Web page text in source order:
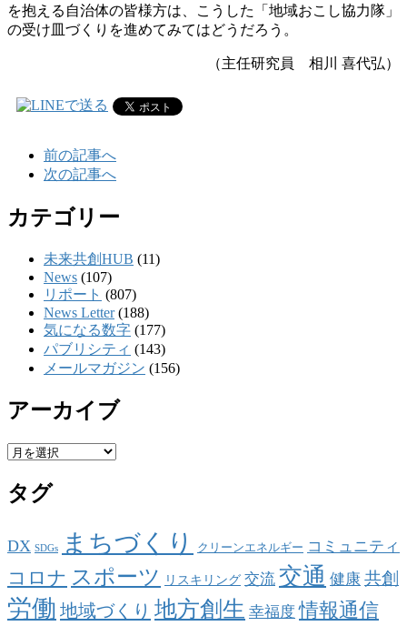
を抱える自治体の皆様方は、こうした「地域おこし協力隊」
の受け皿づくりを進めてみてはどうだろう。
（主任研究員 相川 喜代弘）
前の記事へ
次の記事へ
カテゴリー
未来共創HUB (11)
News (107)
リポート (807)
News Letter(188)
気になる数字 (177)
パブリシティ (143)
メールマガジン (156)
アーカイブ
ア
カ
イ
タグ
DX SDGs まちづくり クリーンエネルギー コミュニティ
コロナ スポーツ リスキリング 交流 交通 健康 共創
労働 地域づくり 地方創生 幸福度 情報通信